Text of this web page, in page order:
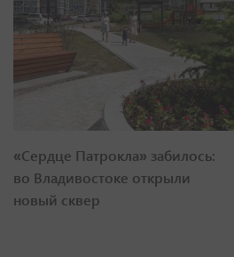
«Сердце Патрокла» забилось:
во Владивостоке открыли
новый сквер